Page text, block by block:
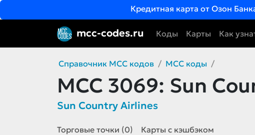
Кредитная карта от Озон
mcc-codes.ru Коды Карты Как
Справочник MCC кодов MCC коды
MCC 3069: Sun
Sun Country Airlines
Торговые точки (0) Карты с кэшбэком